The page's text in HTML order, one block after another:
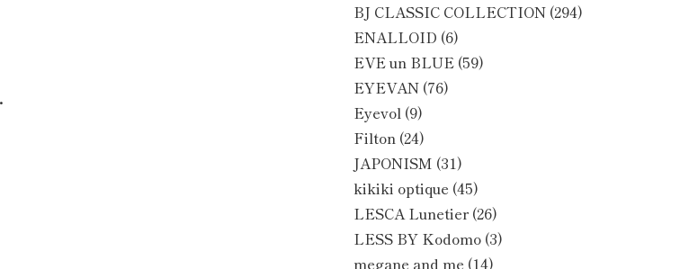
BJ CLASSIC COLLECTION (294)
ENALLOID (6)
EVE un BLUE (59)
EYEVAN (76)
Eyevol (9)
Filton (24)
JAPONISM (31)
kikiki optique (45)
LESCA Lunetier(26)
LESS BY Kodomo (3)
megane and me (14)